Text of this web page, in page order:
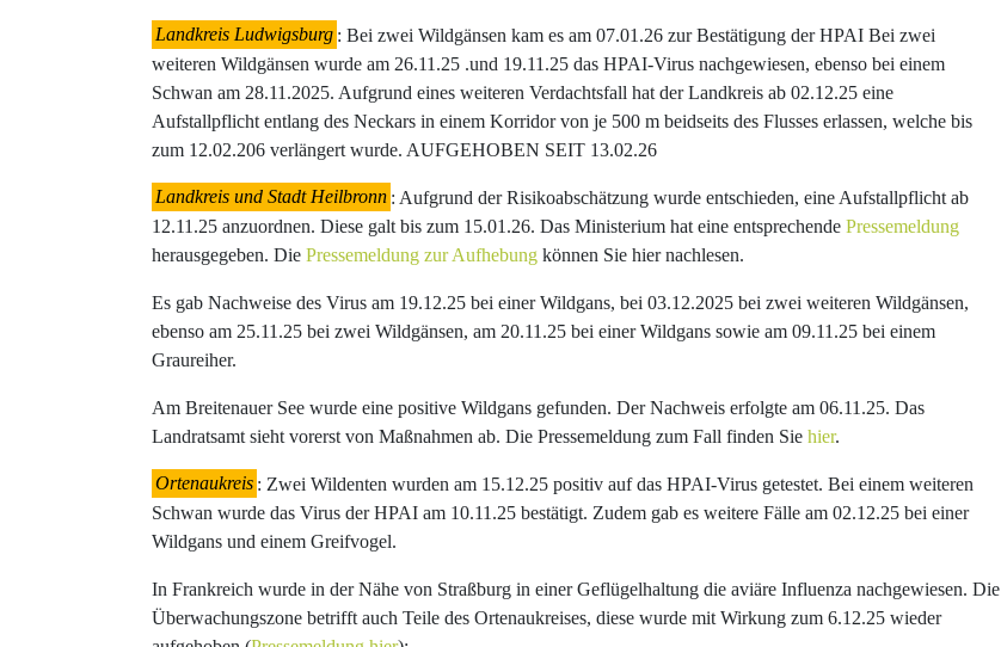
Landkreis Ludwigsburg : Bei zwei Wildgänsen kam es am 07.01.26 zur Bestätigung der HPAI Bei zwei
weiteren Wildgänsen wurde am 26.11.25 .und 19.11.25 das HPAI-Virus nachgewiesen, ebenso bei einem
Schwan am 28.11.2025. Aufgrund eines weiteren Verdachtsfall hat der Landkreis ab 02.12.25 eine
Aufstallpflicht entlang des Neckars in einem Korridor von je 500 m beidseits des Flusses erlassen, welche bis
zum 12.02.206 verlängert wurde. AUFGEHOBEN SEIT 13.02.26
Landkreis und Stadt Heilbronn : Aufgrund der Risikoabschätzung wurde entschieden, eine Aufstallpflicht ab
12.11.25 anzuordnen. Diese galt bis zum 15.01.26. Das Ministerium hat eine entsprechende Pressemeldung
herausgegeben. Die Pressemeldung zur Aufhebung können Sie hier nachlesen.
Es gab Nachweise des Virus am 19.12.25 bei einer Wildgans, bei 03.12.2025 bei zwei weiteren Wildgänsen,
ebenso am 25.11.25 bei zwei Wildgänsen, am 20.11.25 bei einer Wildgans sowie am 09.11.25 bei einem
Graureiher.
Am Breitenauer See wurde eine positive Wildgans gefunden. Der Nachweis erfolgte am 06.11.25. Das
Landratsamt sieht vorerst von Maßnahmen ab. Die Pressemeldung zum Fall finden Sie hier.
Ortenaukreis : Zwei Wildenten wurden am 15.12.25 positiv auf das HPAI-Virus getestet. Bei einem weiteren
Schwan wurde das Virus der HPAI am 10.11.25 bestätigt. Zudem gab es weitere Fälle am 02.12.25 bei einer
Wildgans und einem Greifvogel.
In Frankreich wurde in der Nähe von Straßburg in einer Geflügelhaltung die aviäre Influenza nachgewiesen. Die
Überwachungszone betrifft auch Teile des Ortenaukreises, diese wurde mit Wirkung zum 6.12.25 wieder